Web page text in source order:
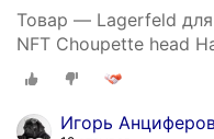
Товар — Lagerfeld
NFT Choupette head
Игорь